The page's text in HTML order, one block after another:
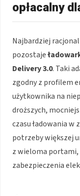
opłacalny
Najbardziej
pozostaje
Delivery 3.0. Taki
zgodny z profilem
użytkownika na
droższych,
czasu ładowania w
potrzeby większej
z wieloma portami,
zabezpieczenia